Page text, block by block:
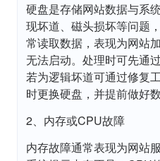
硬盘是存储网站数据与系
现坏道、磁头损坏等问题
常读取数据，表现为网站
无法启动。处理时可先通
若为逻辑坏道可通过修复
时更换硬盘，并提前做好
2、内存或CPU故障
内存故障通常表现为网站